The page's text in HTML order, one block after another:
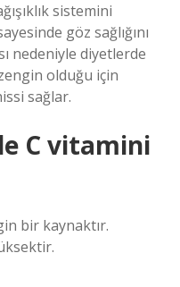
sistemini
göz sağlığını
nedeniyle diyetlerde
olduğu için
sağlar.
C vitamini
bir kaynaktır.